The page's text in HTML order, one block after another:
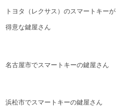
トヨタ（レクサス）のスマートキーが
得意な鍵屋さん
名古屋市でスマートキーの鍵屋さん
浜松市でスマートキーの鍵屋さん